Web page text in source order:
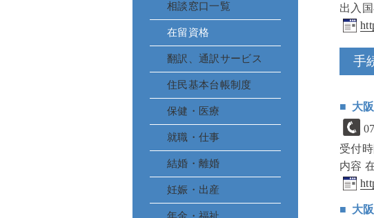
相談窓口一覧
在留資格
翻訳、通訳サービス
住民基本台帳制度
保健・医療
就職・仕事
結婚・離婚
妊娠・出産
出入
手
大
受付
内容
大